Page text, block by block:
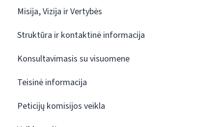
Misija, Vizija ir Vertybės
Struktūra ir kontaktinė informacija
Konsultavimasis su visuomene
Teisinė informacija
Peticijų komisijos veikla